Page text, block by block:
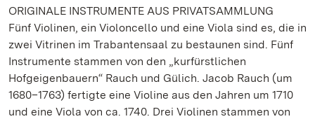
ORIGINALE INSTRUMENTE AUS PRIVATSAMMLUNG
Fünf Violinen, ein Violoncello und eine Viola sind es, die in
zwei Vitrinen im Trabantensaal zu bestaunen sind. Fünf
Instrumente stammen von den „kurfürstlichen
Hofgeigenbauern“ Rauch und Gülich. Jacob Rauch (um
1680–1763) fertigte eine Violine aus den Jahren um 1710
und eine Viola von ca. 1740. Drei Violinen stammen von